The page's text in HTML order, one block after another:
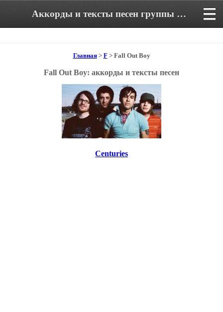
Аккорды и тексты песен группы Fall Out Boy
Главная> F> Fall Out Boy
Fall Out Boy: аккорды и тексты песен
Centuries